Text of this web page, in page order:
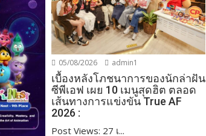
05/08/2026 admin1
เบื้องหลังโภชนาการของนักล่าฝัน
ซีพีเอฟ เผย 10 เมนูสุดฮิต ตลอด
เส้นทางการแข่งขัน True AF
2026 :
Post Views: 27 เ...